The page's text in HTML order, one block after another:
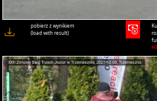
pobierz z wynikiem
(load with result)